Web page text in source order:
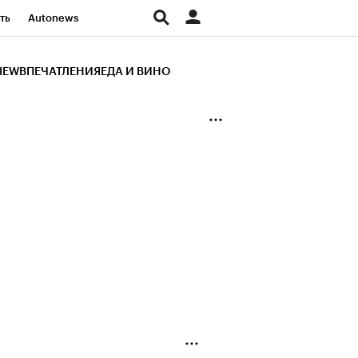
Autonews
ВПЕЧАТЛЕНИЯ ЕДА И ВИНО